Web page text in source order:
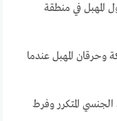
في منطقة
المهبل عندما
المتكرر وفرط